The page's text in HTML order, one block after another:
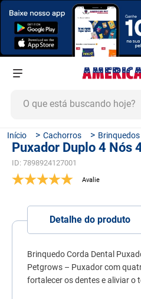
Cachorros Brinquedos
Puxador Duplo 4 Nós
ID: 7898924127001
Detalhe do produto
Brinquedo Corda Dental
Petgrows – Puxador com
fortalecer os dentes e aliviar o
1º
5º
6º
7º